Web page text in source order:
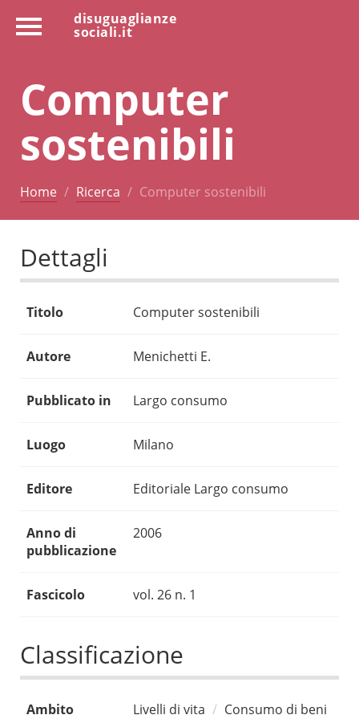
disuguaglianze
sociali.it
Computer
sostenibili
Home Ricerca Computer sostenibili
Dettagli
Titolo Computer sostenibili
Autore Menichetti E.
Pubblicato in Largo consumo
Luogo Milano
Editore Editoriale Largo consumo
Anno di
pubblicazione
2006
Fascicolo vol. 26 n. 1
Classificazione
Ambito
Livelli di vita
Consumo di beni